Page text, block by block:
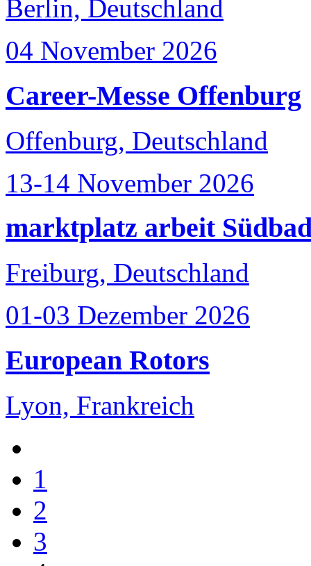
Berlin, Deutschland
04 November 2026
Career-Messe Offenburg
Offenburg, Deutschland
13-14 November 2026
marktplatz arbeit
Freiburg, Deutschland
01-03 Dezember 2026
European Rotors
Lyon, Frankreich
1
2
3